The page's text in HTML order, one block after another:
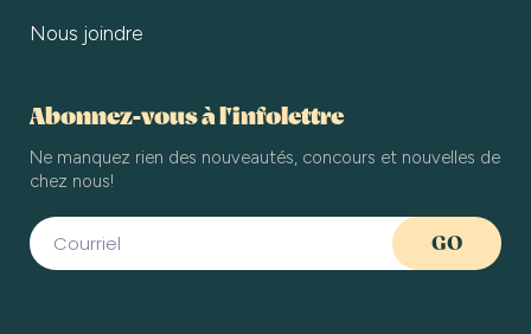
Nous joindre
Abonnez-vous à l'infolettre
Ne manquez rien des nouveautés, concours et nouvelles de
chez nous!